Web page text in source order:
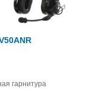
гарнитура